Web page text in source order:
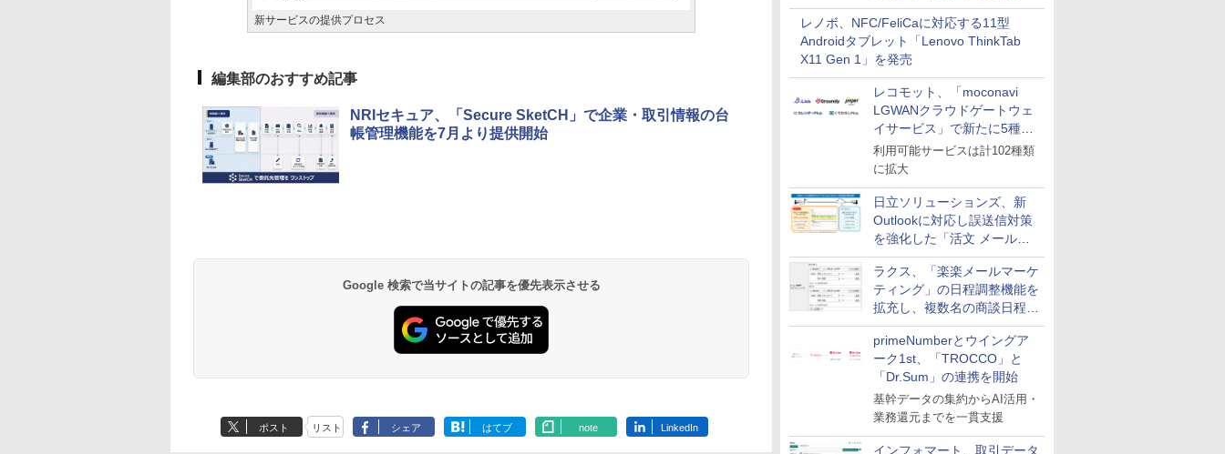
業務設計とマインドセット変
革
レノボ、NFC/FeliCaに対応する11型
Androidタブレット「Lenovo ThinkTab
X11 Gen 1」を発売
レコモット、「moconavi
LGWANクラウドゲートウェ
イサービス」で新たに5種類
のサービスと連携開始
利用可能サービスは計102種類
に拡大
日立ソリューションズ、新
Outlookに対応し誤送信対策
を強化した「活文 メール誤
送信防止アドインサービス」
を提供
ラクス、「楽楽メールマーケ
ティング」の日程調整機能を
拡充し、複数名の商談日程調
整を効率化
primeNumberとウイングア
ーク1st、「TROCCO」と
「Dr.Sum」の連携を開始
基幹データの集約からAI活用・
業務還元までを一貫支援
インフォマート、取引データ
新サービスの提供プロセス
編集部のおすすめ記事
NRIセキュア、「Secure SketCH」で企業・取引情報の台
帳管理機能を7月より提供開始
Google 検索で当サイトの記事を優先表示させる
ポスト リスト シェア はてブ note LinkedIn